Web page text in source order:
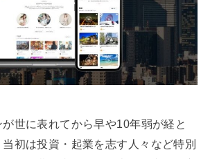
世に表れてから早や10年弱が経と
当初は投資・起業を志す人々など特別